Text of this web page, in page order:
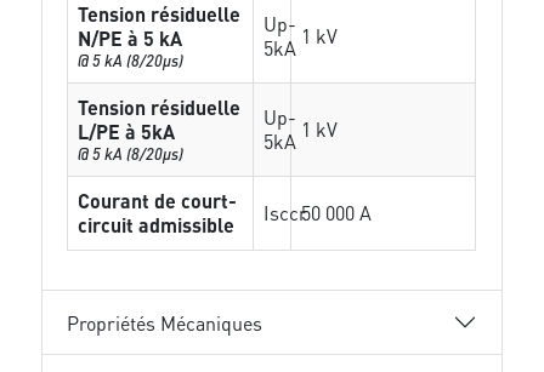
Tension résiduelle
N/PE à 5 kA
@ 5 kA (8/20µs)
Up-
5kA 1 kV
Tension résiduelle
L/PE à 5kA
@ 5 kA (8/20µs)
Up-
5kA 1 kV
Courant de court-
circuit admissible
Isccr50 000 A
Propriétés Mécaniques